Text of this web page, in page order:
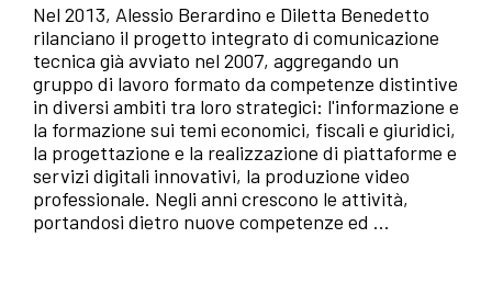
Nel 2013, Alessio Berardino e Diletta Benedetto
rilanciano il progetto integrato di comunicazione
tecnica già avviato nel 2007, aggregando un
gruppo di lavoro formato da competenze distintive
in diversi ambiti tra loro strategici: l'informazione e
la formazione sui temi economici, fiscali e giuridici,
la progettazione e la realizzazione di piattaforme e
servizi digitali innovativi, la produzione video
professionale. Negli anni crescono le attività,
portandosi dietro nuove competenze ed ...